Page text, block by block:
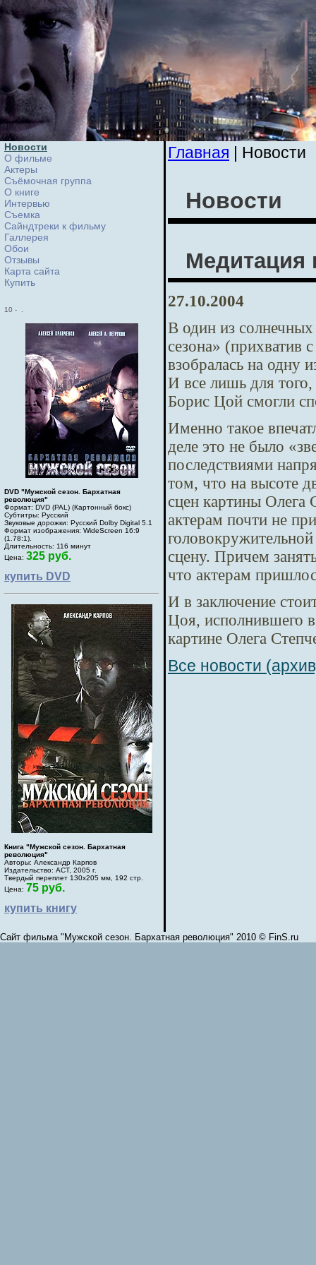
Новости
О фильме
Актеры
Съёмочная группа
О книге
Интервью
Cъемка
Сайндтреки к фильму
Галлерея
Обои
Отзывы
Карта сайта
Купить
10 -
DVD "Мужской сезон. Бархатная
революция"
Формат: DVD (PAL) (Картонный бокс)
Субтитры: Русский
Звуковые дорожки: Русский Dolby Digital 5.1
Формат изображения: WideScreen 16:9
(1.78:1).
Длительность: 116 минут
Цена: 325 руб.
купить DVD
Книга "Мужской сезон. Бархатная
революция"
Авторы: Александр Карпов
Издательство: АСТ, 2005 г.
Твердый переплет 130х205 мм, 192 стр.
Цена: 75 руб.
купить книгу
Главная | Новости
Новости
Медитация
27.10.2004
В один из
сезона» (прихватив
взобралась на одну
И все лишь для
Борис Цой смогли
Именно такое
деле это не было
последствиями
том, что на высоте
сцен картины Олега
актерам почти не
сцену. Причем
что актерам
И в заключение
Цоя, исполнившего
картине Олега
Все новости
Сайт фильма "Мужской сезон. Бархатная революция" 2010 © FinS.ru